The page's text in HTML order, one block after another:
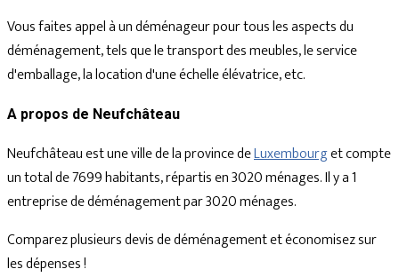
Vous faites appel à un déménageur pour tous les aspects du
déménagement, tels que le transport des meubles, le service
d'emballage, la location d'une échelle élévatrice, etc.
A propos de Neufchâteau
Neufchâteau est une ville de la province deLuxembourget compte
un total de 7699 habitants, répartis en 3020 ménages. Il y a 1
entreprise de déménagement par 3020 ménages.
Comparez plusieurs devis de déménagement et économisez sur
les dépenses !